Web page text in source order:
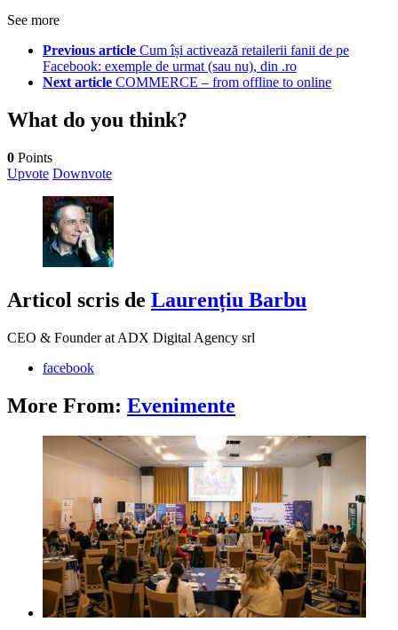
See more
Previous article Cum își activează retailerii fanii de pe
Facebook: exemple de urmat (sau nu), din .ro
Next article COMMERCE – from offline to online
What do you think?
0 Points
Upvote Downvote
Articol scris de Laurențiu Barbu
CEO & Founder at ADX Digital Agency srl
facebook
More From: Evenimente